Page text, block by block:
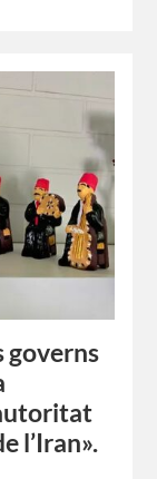
governs
l’Iran».